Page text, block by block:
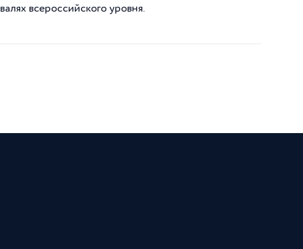
всероссийского уровня.